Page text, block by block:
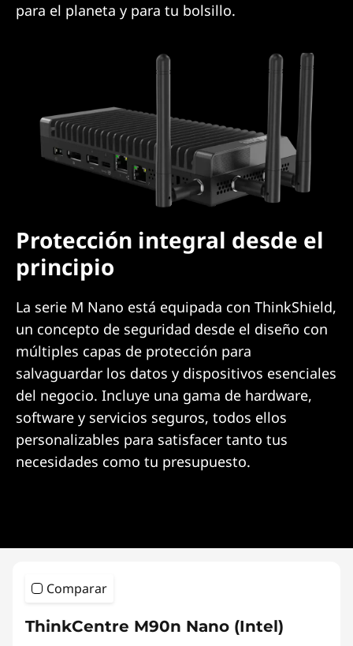
para el planeta y para tu bolsillo.
Protección integral desde el
principio
La serie M Nano está equipada con ThinkShield,
un concepto de seguridad desde el diseño con
múltiples capas de protección para
salvaguardar los datos y dispositivos esenciales
del negocio. Incluye una gama de hardware,
software y servicios seguros, todos ellos
personalizables para satisfacer tanto tus
necesidades como tu presupuesto.
Comparar
ThinkCentre M90n Nano (Intel)